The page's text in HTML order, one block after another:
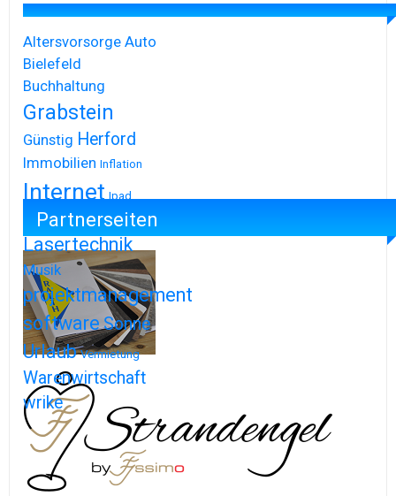
Altersvorsorge Auto
Bielefeld
Buchhaltung
Grabstein
Günstig Herford
Immobilien Inflation
Internet Ipad
Iphone
Lasertechnik
Musik
projektmanagement
softwareSonne
Urlaub Vermietung
Warenwirtschaft
wrike
Partnerseiten